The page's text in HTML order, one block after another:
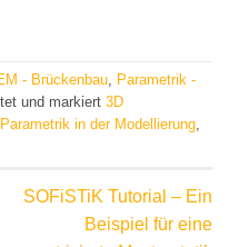
- Brückenbau, Parametrik -
und markiert 3D
Parametrik in der Modellierung,
SOFiSTiK Tutorial – Ein
Beispiel für eine